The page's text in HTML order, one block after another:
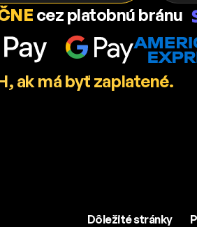
cez platobnú bránu
ak má byť zaplatené.
Dôležité stránky